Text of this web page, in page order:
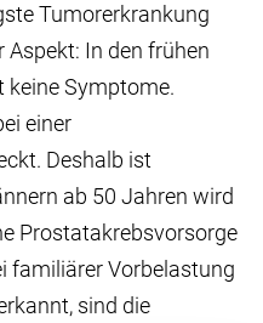
Tumorerkrankung
Aspekt: In den frühen
keine Symptome.
einer
Deshalb ist
ab 50 Jahren wird
Prostatakrebsvorsorge
familiärer Vorbelastung
sind die